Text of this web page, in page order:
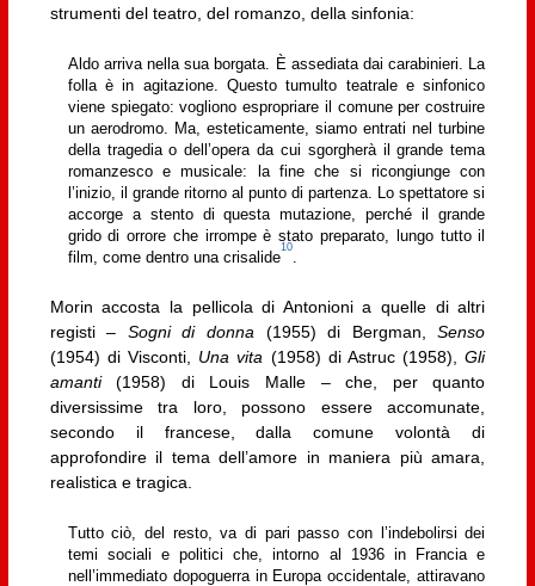
strumenti del teatro, del romanzo, della sinfonia:
Aldo arriva nella sua borgata. È assediata dai carabinieri. La
folla è in agitazione. Questo tumulto teatrale e sinfonico
viene spiegato: vogliono espropriare il comune per costruire
un aerodromo. Ma, esteticamente, siamo entrati nel turbine
della tragedia o dell’opera da cui sgorgherà il grande tema
romanzesco e musicale: la fine che si ricongiunge con
l’inizio, il grande ritorno al punto di partenza. Lo spettatore si
accorge a stento di questa mutazione, perché il grande
grido di orrore che irrompe è stato preparato, lungo tutto il
film, come dentro una crisalide
10
.
Morin accosta la pellicola di Antonioni a quelle di altri
registi – Sogni di donna (1955) di Bergman,Senso
(1954) di Visconti, Una vita (1958) di Astruc (1958),Gli
amanti(1958) di Louis Malle – che, per quanto
diversissime tra loro, possono essere accomunate,
secondo il francese, dalla comune volontà di
approfondire il tema dell’amore in maniera più amara,
realistica e tragica.
Tutto ciò, del resto, va di pari passo con l’indebolirsi dei
temi sociali e politici che, intorno al 1936 in Francia e
nell’immediato dopoguerra in Europa occidentale, attiravano